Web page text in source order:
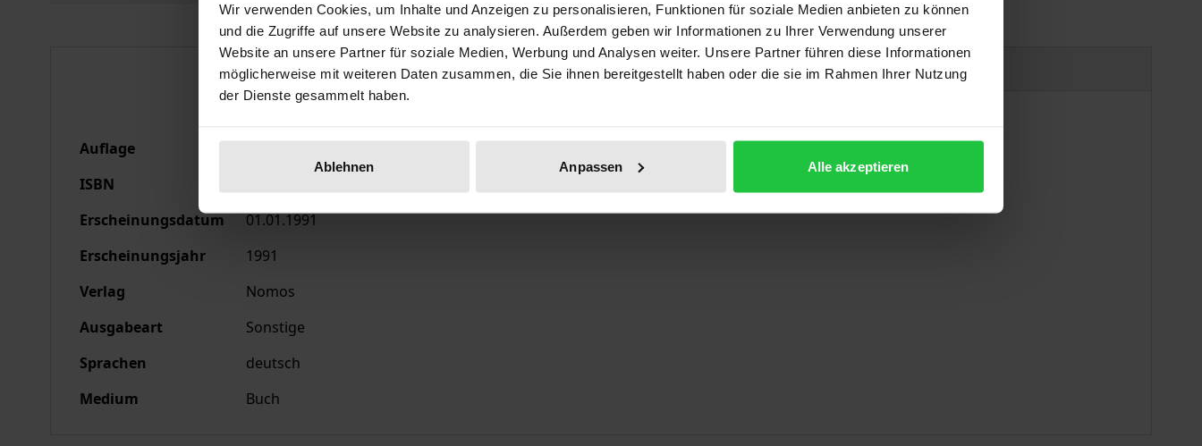
Wir verwenden Cookies, um Inhalte und Anzeigen zu personalisieren, Funktionen für soziale Medien anbieten zu können
und die Zugriffe auf unsere Website zu analysieren. Außerdem geben wir Informationen zu Ihrer Verwendung unserer
Website an unsere Partner für soziale Medien, Werbung und Analysen weiter. Unsere Partner führen diese Informationen
möglicherweise mit weiteren Daten zusammen, die Sie ihnen bereitgestellt haben oder die sie im Rahmen Ihrer Nutzung
der Dienste gesammelt haben.
Ablehnen Anpassen Alle akzeptieren
Bibliografische Angaben Produktsicherheit
Auflage
ISBN
Erscheinungsdatum
01.01.1991
Erscheinungsjahr
1991
Verlag
Nomos
Ausgabeart
Sonstige
Sprachen
deutsch
Medium
Buch